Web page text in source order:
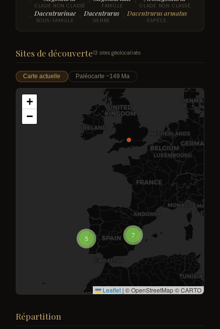
CLADE NON CLASSÉ FAMILLE CLADE NON CLASSÉ
› Dacentrurinae
SOUS-FAMILLE › Dacentrurus
GENRE › Dacentrurus armatus
ESPÈCE
Sites de découverte13 sites géolocalisés
Carte actuelle Paléocarte ~149 Ma
5 7
+
−
Leaflet | © OpenStreetMap © CARTO
Répartition